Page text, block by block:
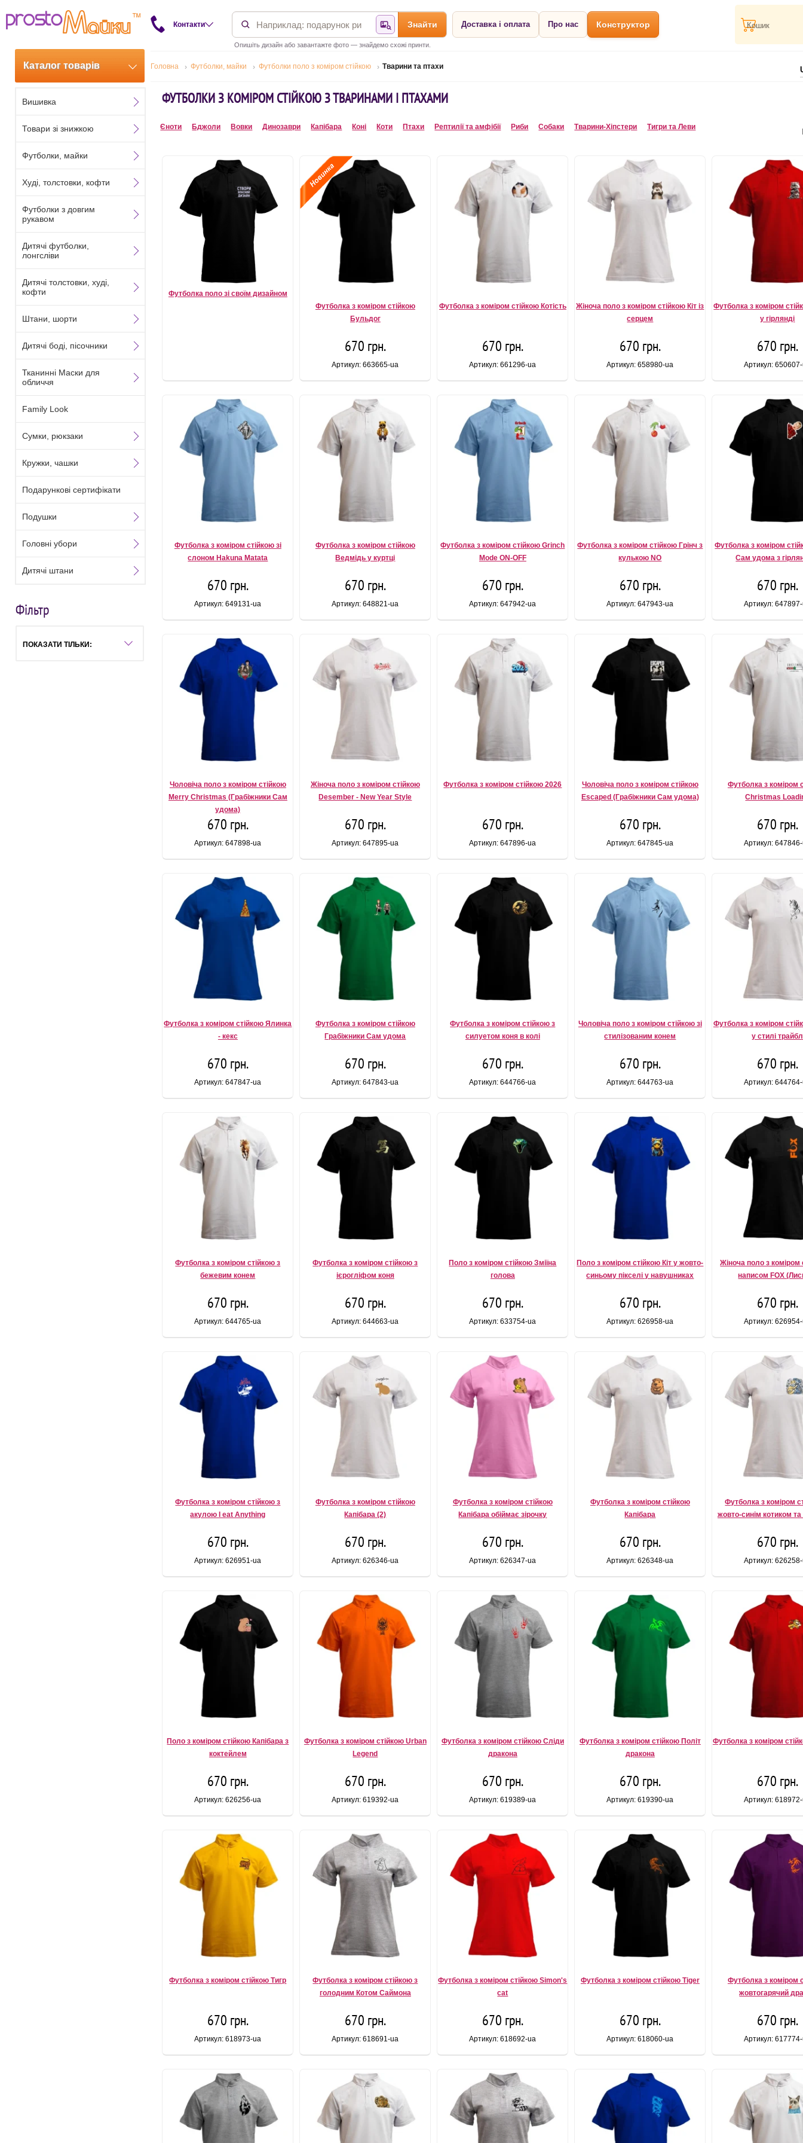
Контакти Знайти за фотографією
Знайти
Опишіть дизайн або завантажте фото — знайдемо схожі принти.
Доставка і оплата Про нас Конструктор Кошик
Каталог товарів Головна Футболки, майки Футболки поло з коміром стійкою Тварини та птахи
ФУТБОЛКИ З КОМІРОМ СТІЙКОЮ З ТВАРИНАМИ І ПТАХАМИ
Єноти Бджоли Вовки Динозаври Капібара Коні Коти Птахи Рептилії та амфібії Риби Собаки Тварини-Хіпстери Тигри та Леви
Футболка поло зі своїм дизайном
Футболка з коміром стійкою
Бульдог
670 грн.
Артикул: 663665-ua
Футболка з коміром стійкою Котість
670 грн.
Артикул: 661296-ua
Жіноча поло з коміром стійкою Кіт із
серцем
670 грн.
Артикул: 658980-ua
Футболка з коміром
у гірлянді
670 грн.
Артикул:
Футболка з коміром стійкою зі
слоном Hakuna Matata
670 грн.
Артикул: 649131-ua
Футболка з коміром стійкою
Ведмідь у куртці
670 грн.
Артикул: 648821-ua
Футболка з коміром стійкою Grinch
Mode ON-OFF
670 грн.
Артикул: 647942-ua
Футболка з коміром стійкою Грінч з
кулькою NO
670 грн.
Артикул: 647943-ua
Футболка з коміром
Сам удома з
670 грн.
Артикул:
Чоловіча поло з коміром стійкою
Merry Christmas (Грабіжники Сам
удома)
670 грн.
Артикул: 647898-ua
Жіноча поло з коміром стійкою
Desember - New Year Style
670 грн.
Артикул: 647895-ua
Футболка з коміром стійкою 2026
670 грн.
Артикул: 647896-ua
Чоловіча поло з коміром стійкою
Escaped (Грабіжники Сам удома)
670 грн.
Артикул: 647845-ua
Футболка з коміром
Christmas
670 грн.
Артикул:
Футболка з коміром стійкою Ялинка
- кекс
670 грн.
Артикул: 647847-ua
Футболка з коміром стійкою
Грабіжники Сам удома
670 грн.
Артикул: 647843-ua
Футболка з коміром стійкою з
силуетом коня в колі
670 грн.
Артикул: 644766-ua
Чоловіча поло з коміром стійкою зі
стилізованим конем
670 грн.
Артикул: 644763-ua
Футболка з коміром
у стилі трайбл
670 грн.
Артикул:
Футболка з коміром стійкою з
бежевим конем
670 грн.
Артикул: 644765-ua
Футболка з коміром стійкою з
ієрогліфом коня
670 грн.
Артикул: 644663-ua
Поло з коміром стійкою Зміїна
голова
670 грн.
Артикул: 633754-ua
Поло з коміром стійкою Кіт у жовто-
синьому пікселі у навушниках
670 грн.
Артикул: 626958-ua
Жіноча поло з коміром
написом FOX
670 грн.
Артикул:
Футболка з коміром стійкою з
акулою I eat Anything
670 грн.
Артикул: 626951-ua
Футболка з коміром стійкою
Капібара (2)
670 грн.
Артикул: 626346-ua
Футболка з коміром стійкою
Капібара обіймає зірочку
670 грн.
Артикул: 626347-ua
Футболка з коміром стійкою
Капібара
670 грн.
Артикул: 626348-ua
Футболка з коміром
жовто-синім котиком
670 грн.
Артикул:
Поло з коміром стійкою Капібара з
коктейлем
670 грн.
Артикул: 626256-ua
Футболка з коміром стійкою Urban
Legend
670 грн.
Артикул: 619392-ua
Футболка з коміром стійкою Сліди
дракона
670 грн.
Артикул: 619389-ua
Футболка з коміром стійкою Політ
дракона
670 грн.
Артикул: 619390-ua
Футболка з коміром
670 грн.
Артикул:
Футболка з коміром стійкою Тигр
670 грн.
Артикул: 618973-ua
Футболка з коміром стійкою з
голодним Котом Саймона
670 грн.
Артикул: 618691-ua
Футболка з коміром стійкою Simon's
cat
670 грн.
Артикул: 618692-ua
Футболка з коміром стійкою Tiger
670 грн.
Артикул: 618060-ua
Футболка з коміром
жовтогарячий
670 грн.
Артикул:
Вишивка
Товари зі знижкою
Футболки, майки
Худі, толстовки, кофти
Футболки з довгим
рукавом
Дитячі футболки,
лонгсліви
Дитячі толстовки, худі,
кофти
Штани, шорти
Дитячі боді, пісочники
Тканинні Маски для
обличчя
Family Look
Сумки, рюкзаки
Кружки, чашки
Подарункові сертифікати
Подушки
Головні убори
Дитячі штани
Фільтр
ПОКАЗАТИ ТІЛЬКИ: